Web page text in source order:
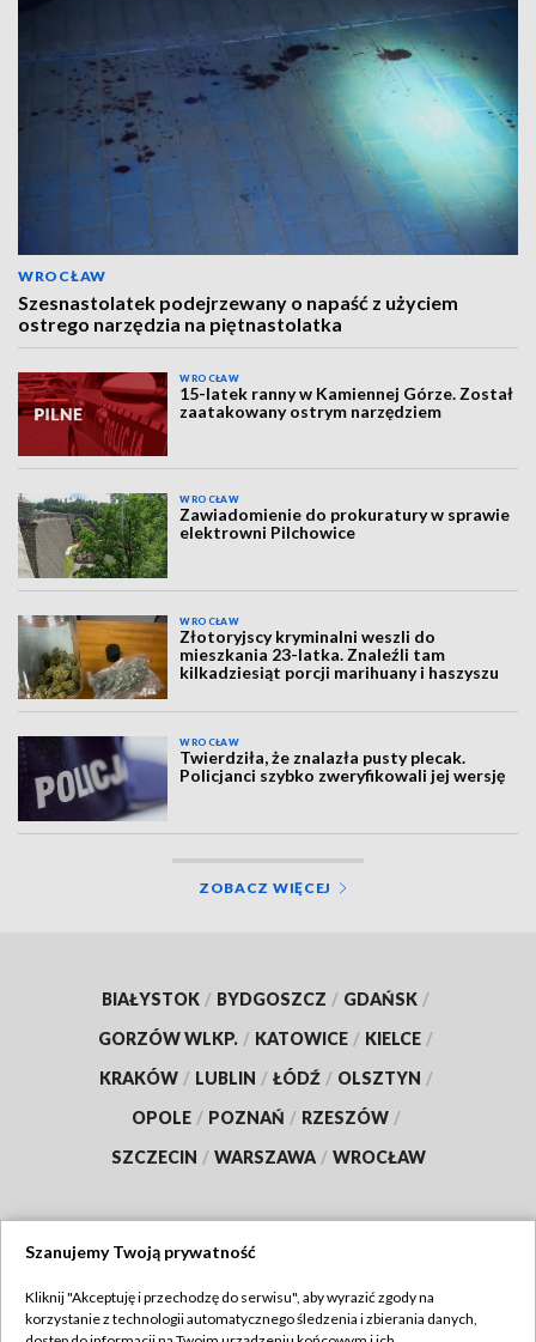
WROCŁAW
Szesnastolatek podejrzewany o napaść z użyciem
ostrego narzędzia na piętnastolatka
WROCŁAW
15-latek ranny w Kamiennej Górze. Został
zaatakowany ostrym narzędziem
WROCŁAW
Zawiadomienie do prokuratury w sprawie
elektrowni Pilchowice
WROCŁAW
Złotoryjscy kryminalni weszli do
mieszkania 23-latka. Znaleźli tam
kilkadziesiąt porcji marihuany i haszyszu
WROCŁAW
Twierdziła, że znalazła pusty plecak.
Policjanci szybko zweryfikowali jej wersję
ZOBACZ WIĘCEJ
BIAŁYSTOK / BYDGOSZCZ / GDAŃSK /
GORZÓW WLKP. / KATOWICE / KIELCE /
KRAKÓW / LUBLIN / ŁÓDŹ / OLSZTYN /
OPOLE / POZNAŃ / RZESZÓW /
SZCZECIN / WARSZAWA / WROCŁAW
TVP
Szanujemy Twoją prywatność
Kliknij "Akceptuję i przechodzę do serwisu", aby wyrazić zgody na
korzystanie z technologii automatycznego śledzenia i zbierania danych,